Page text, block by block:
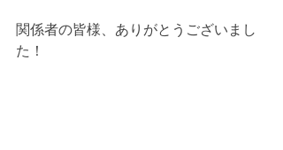
関係者の皆様、ありがとうございまし
た！